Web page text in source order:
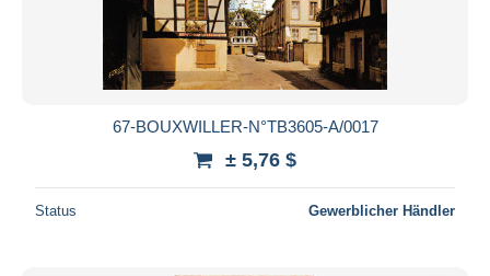
67-BOUXWILLER-N°TB3605-A/0017
± 5,76 $
Status Gewerblicher Händler